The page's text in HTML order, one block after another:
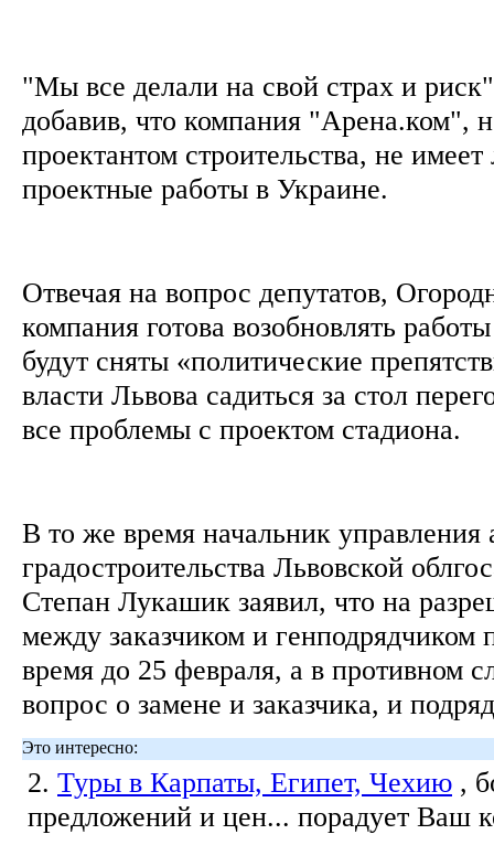
"Мы все делали на свой страх и
добавив, что компания "Арена.ком",
проектантом строительства, не
проектные работы в Украине.
Отвечая на вопрос депутатов,
компания готова возобновлять
будут сняты «политические
власти Львова садиться за стол
все проблемы с проектом стадиона.
В то же время начальник управления
градостроительства Львовской
Степан Лукашик заявил, что на
между заказчиком и генподрядчиком
время до 25 февраля, а в противном
вопрос о замене и заказчика, и
Это интересно:
2. Туры в Карпаты, Египет, Чехию ,
предложений и цен... порадует Ваш